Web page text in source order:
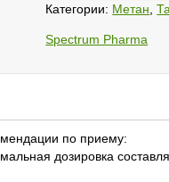
Spectrum
Категории: Метан ,
Spectrum Pharma
по приему:
дозировка